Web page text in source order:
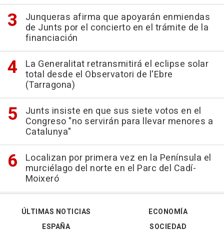
Junqueras afirma que apoyarán enmiendas
de Junts por el concierto en el trámite de la
financiación
La Generalitat retransmitirá el eclipse solar
total desde el Observatori de l'Ebre
(Tarragona)
Junts insiste en que sus siete votos en el
Congreso "no servirán para llevar menores a
Catalunya"
Localizan por primera vez en la Península el
murciélago del norte en el Parc del Cadí-
Moixeró
ÚLTIMAS NOTICIAS
ESPAÑA
ECONOMÍA
SOCIEDAD